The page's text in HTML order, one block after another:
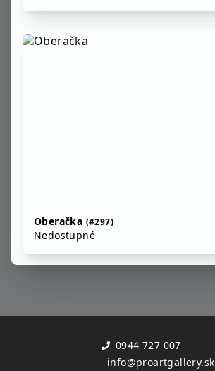
Oberačka (#297)
Nedostupné
0944 727 007
info@proartgallery.sk